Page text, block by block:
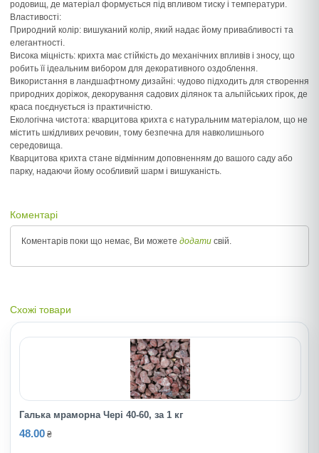
родовищ, де матеріал формується під впливом тиску і температури.
Властивості:
Природний колір: вишуканий колір, який надає йому привабливості та
елегантності.
Висока міцність: крихта має стійкість до механічних впливів і зносу, що
робить її ідеальним вибором для декоративного оздоблення.
Використання в ландшафтному дизайні: чудово підходить для створення
природних доріжок, декорування садових ділянок та альпійських гірок, де
краса поєднується із практичністю.
Екологічна чистота: кварцитова крихта є натуральним матеріалом, що не
містить шкідливих речовин, тому безпечна для навколишнього
середовища.
Кварцитова крихта стане відмінним доповненням до вашого саду або
парку, надаючи йому особливий шарм і вишуканість.
Коментарі
Коментарів поки що немає, Ви можете додати свій.
Схожі товари
Галька мраморна Черi 40-60, за 1 кг
48.00 ₴